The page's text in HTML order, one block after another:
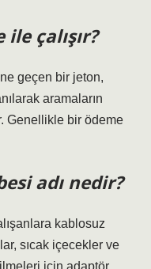
çalışır?
geçen bir jeton,
aramaların
Genellikle bir ödeme
adı nedir?
kablosuz
sıcak içecekler ve
için adaptör